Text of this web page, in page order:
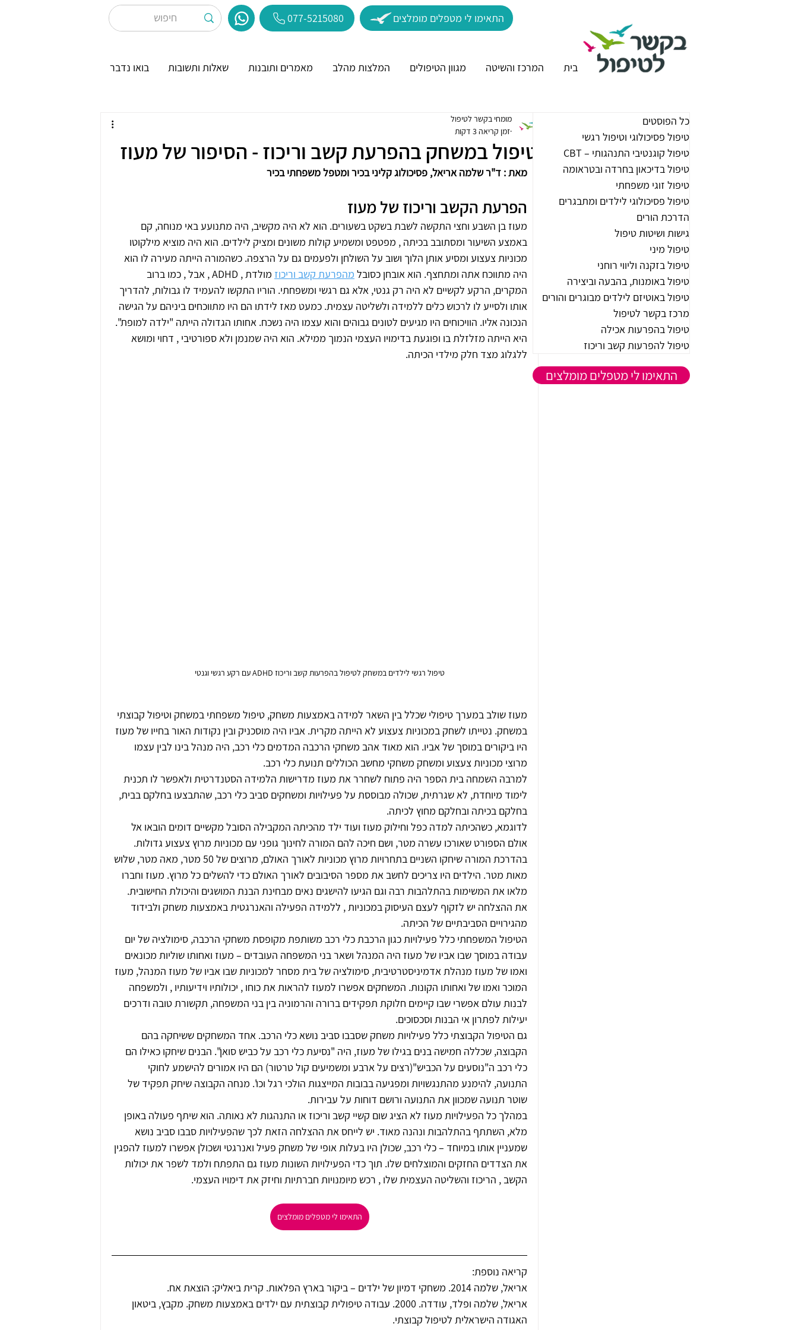
077-5215080 התאימו לי מטפלים מומלצים
בית המרכז והשיטה מגוון הטיפולים המלצות מהלב מאמרים ותובנות שאלות ותשובות בואו נדבר
טיפול במשחק בהפרעת קשב וריכוז - הסיפור של מעוז
מומחי בקשר לטיפול
זמן קריאה 3 דקות
מאת : ד"ר שלמה אריאל, פסיכולוג קליני בכיר ומטפל משפחתי בכיר
הפרעת הקשב וריכוז של מעוז
מעוז בן השבע וחצי התקשה לשבת בשקט בשעורים. הוא לא היה מקשיב, היה מתנועע באי מנוחה, קם
באמצע השיעור ומסתובב בכיתה , מפטפט ומשמיע קולות משונים ומציק לילדים. הוא היה מוציא מילקוטו
מכוניות צעצוע ומסיע אותן הלוך ושוב על השולחן ולפעמים גם על הרצפה. כשהמורה הייתה מעירה לו הוא
היה מתווכח אתה ומתחצף. הוא אובחן כסובל מהפרעת קשב וריכוז
מולדת , ADHD , אבל , כמו ברוב
המקרים, הרקע לקשיים לא היה רק גנטי, אלא גם רגשי ומשפחתי. הוריו התקשו להעמיד לו גבולות, להדריך
אותו ולסייע לו לרכוש כלים ללמידה ולשליטה עצמית. כמעט מאז לידתו הם היו מתווכחים ביניהם על הגישה
הנכונה אליו. הוויכוחים היו מגיעים לטונים גבוהים והוא עצמו היה נשכח. אחותו הגדולה הייתה "ילדה למופת".
היא הייתה מזלזלת בו ופוגעת בדימויו העצמי הנמוך ממילא. הוא היה שמנמן ולא ספורטיבי , דחוי ומושא
ללגלוג מצד חלק מילדי הכיתה.
טיפול רגשי לילדים במשחק לטיפול בהפרעות קשב וריכוז ADHD עם רקע רגשי וגנטי
מעוז שולב במערך טיפולי שכלל בין השאר למידה באמצעות משחק, טיפול משפחתי במשחק וטיפול קבוצתי
במשחק. נטייתו לשחק במכוניות צעצוע לא הייתה מקרית. אביו היה מוסכניק ובין נקודות האור בחייו של מעוז
היו ביקורים במוסך של אביו. הוא מאוד אהב משחקי הרכבה המדמים כלי רכב, היה מנהל בינו לבין עצמו
מרוצי מכוניות צעצוע ומשחק משחקי מחשב הכוללים תנועת כלי רכב.
למרבה השמחה בית הספר היה פתוח לשחרר את מעוז מדרישות הלמידה הסטנדרטית ולאפשר לו תכנית
לימוד מיוחדת, לא שגרתית, שכולה מבוססת על פעילויות ומשחקים סביב כלי רכב, שהתבצעו בחלקם בבית,
בחלקם בכיתה ובחלקם מחוץ לכיתה.
לדוגמא, כשהכיתה למדה כפל וחילוק מעוז ועוד ילד מהכיתה המקבילה הסובל מקשיים דומים הובאו אל
אולם הספורט שאורכו עשרה מטר, ושם חיכה להם המורה לחינוך גופני עם מכוניות מרוץ צעצוע גדולות.
בהדרכת המורה שיחקו השניים בתחרויות מרוץ מכוניות לאורך האולם, מרוצים של 50 מטר, מאה מטר, שלוש
מאות מטר. הילדים היו צריכים לחשב את מספר הסיבובים לאורך האולם כדי להשלים כל מרוץ. מעוז וחברו
מלאו את המשימות בהתלהבות רבה וגם הגיעו להישגים נאים מבחינת הבנת המושגים והיכולת החישובית.
את ההצלחה יש לזקוף לעצם העיסוק במכוניות , ללמידה הפעילה והאנרגטית באמצעות משחק ולבידוד
מהגירויים הסביבתיים של הכיתה.
הטיפול המשפחתי כלל פעילויות כגון הרכבת כלי רכב משותפת מקופסת משחקי הרכבה, סימולציה של יום
עבודה במוסך שבו אביו של מעוז היה המנהל ושאר בני המשפחה העובדים – מעוז ואחותו שוליות מכונאים
ואמו של מעוז מנהלת אדמיניסטרטיבית, סימולציה של בית מסחר למכוניות שבו אביו של מעוז המנהל, מעוז
המוכר ואמו של ואחותו הקונות. המשחקים אפשרו למעוז להראות את כוחו , יכולותיו וידיעותיו , ולמשפחה
לבנות עולם אפשרי שבו קיימים חלוקת תפקידים ברורה והרמוניה בין בני המשפחה, תקשורת טובה ודרכים
יעילות לפתרון אי הבנות וסכסוכים.
גם הטיפול הקבוצתי כלל פעילויות משחק שסבבו סביב נושא כלי הרכב. אחד המשחקים ששיחקה בהם
הקבוצה, שכללה חמישה בנים בגילו של מעוז, היה "נסיעת כלי רכב על כביש סואן". הבנים שיחקו כאילו הם
כלי רכב ה"נוסעים על הכביש"(רצים על ארבע ומשמיעים קול טרטור) הם היו אמורים להישמע לחוקי
התנועה, להימנע מהתנגשויות ומפגיעה בבובות המייצגות הולכי רגל וכו'. מנחה הקבוצה שיחק תפקיד של
שוטר תנועה שמכוון את התנועה ורושם דוחות על עבירות.
במהלך כל הפעילויות מעוז לא הציג שום קשיי קשב וריכוז או התנהגות לא נאותה. הוא שיתף פעולה באופן
מלא, השתתף בהתלהבות ונהנה מאוד. יש לייחס את ההצלחה הזאת לכך שהפעילויות סבבו סביב נושא
שמעניין אותו במיוחד – כלי רכב, שכולן היו בעלות אופי של משחק פעיל ואנרגטי ושכולן אפשרו למעוז להפגין
את הצדדים החזקים והמוצלחים שלו. תוך כדי הפעילויות השונות מעוז גם התפתח ולמד לשפר את יכולות
הקשב , הריכוז והשליטה העצמית שלו , רכש מיומנויות חברתיות וחיזק את דימויו העצמי.
התאימו לי מטפלים מומלצים
קריאה נוספת:
אריאל, שלמה 2014. משחקי דמיון של ילדים – ביקור בארץ הפלאות. קרית ביאליק: הוצאת אח.
אריאל, שלמה ופלד, עודדה. 2000. עבודה טיפולית קבוצתית עם ילדים באמצעות משחק. מקבץ, ביטאון
האגודה הישראלית לטיפול קבוצתי.
כל הפוסטים
טיפול פסיכולוגי וטיפול רגשי
טיפול קוגנטיבי התנהגותי – CBT
טיפול בדיכאון בחרדה ובטראומה
טיפול זוגי משפחתי
טיפול פסיכולוגי לילדים ומתבגרים
הדרכת הורים
גישות ושיטות טיפול
טיפול מיני
טיפול בזקנה וליווי רוחני
טיפול באומנות, בהבעה וביצירה
טיפול באוטיזם לילדים מבוגרים והורים
מרכז בקשר לטיפול
טיפול בהפרעות אכילה
טיפול להפרעות קשב וריכוז
התאימו לי מטפלים מומלצים